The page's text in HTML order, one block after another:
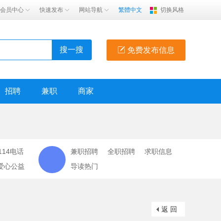
会员中心 快速发布 网站导航 繁體中文 切换风格
免费发布信息
搜一搜
招聘 兼职 商家
电话
心公益
兼职招聘 全职招聘
求职信息
导读热门
返 回